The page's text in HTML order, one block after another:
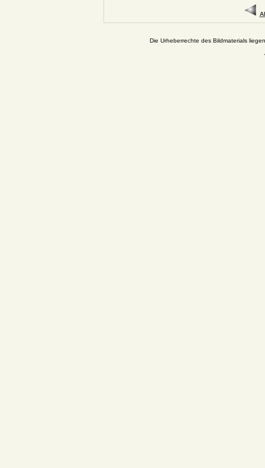
Die Urheberrechte des Bildmaterials